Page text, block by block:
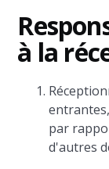
à la
par
d'autres